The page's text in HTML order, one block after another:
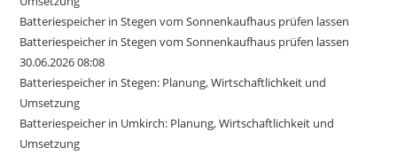
Batteriespeicher in Stegen vom Sonnenkaufhaus prüfen lassen
Batteriespeicher in Stegen vom Sonnenkaufhaus prüfen lassen
30.06.2026 08:08
Batteriespeicher in Stegen: Planung, Wirtschaftlichkeit und
Umsetzung
Batteriespeicher in Umkirch: Planung, Wirtschaftlichkeit und
Umsetzung